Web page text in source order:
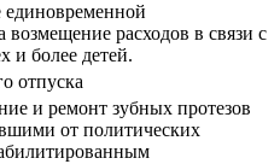
единовременной
расходов в связи с
и более детей.
отпуска
и ремонт зубных протезов
от политических